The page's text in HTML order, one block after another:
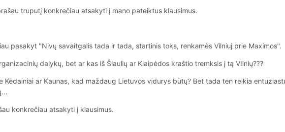
truputį konkrečiau atsakyti į mano pateiktus klausimus.
pasakyt "Nivų savaitgalis tada ir tada, startinis toks, renkamės Vilniuj prie Maximos".
dalykų, bet ar kas iš Šiaulių ar Klaipėdos kraštio tremksis į tą VIlnių???
Kėdainiai ar Kaunas, kad maždaug Lietuvos vidurys būtų? Bet tada ten reikia
konkrečiau atsakyti į klausimus.